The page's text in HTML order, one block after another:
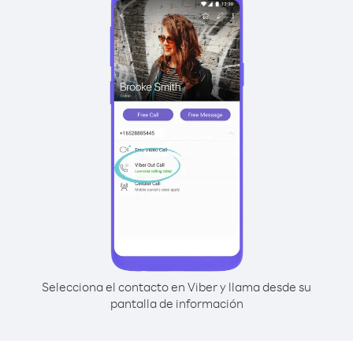
Selecciona el contacto en Viber y llama desde su
pantalla de información